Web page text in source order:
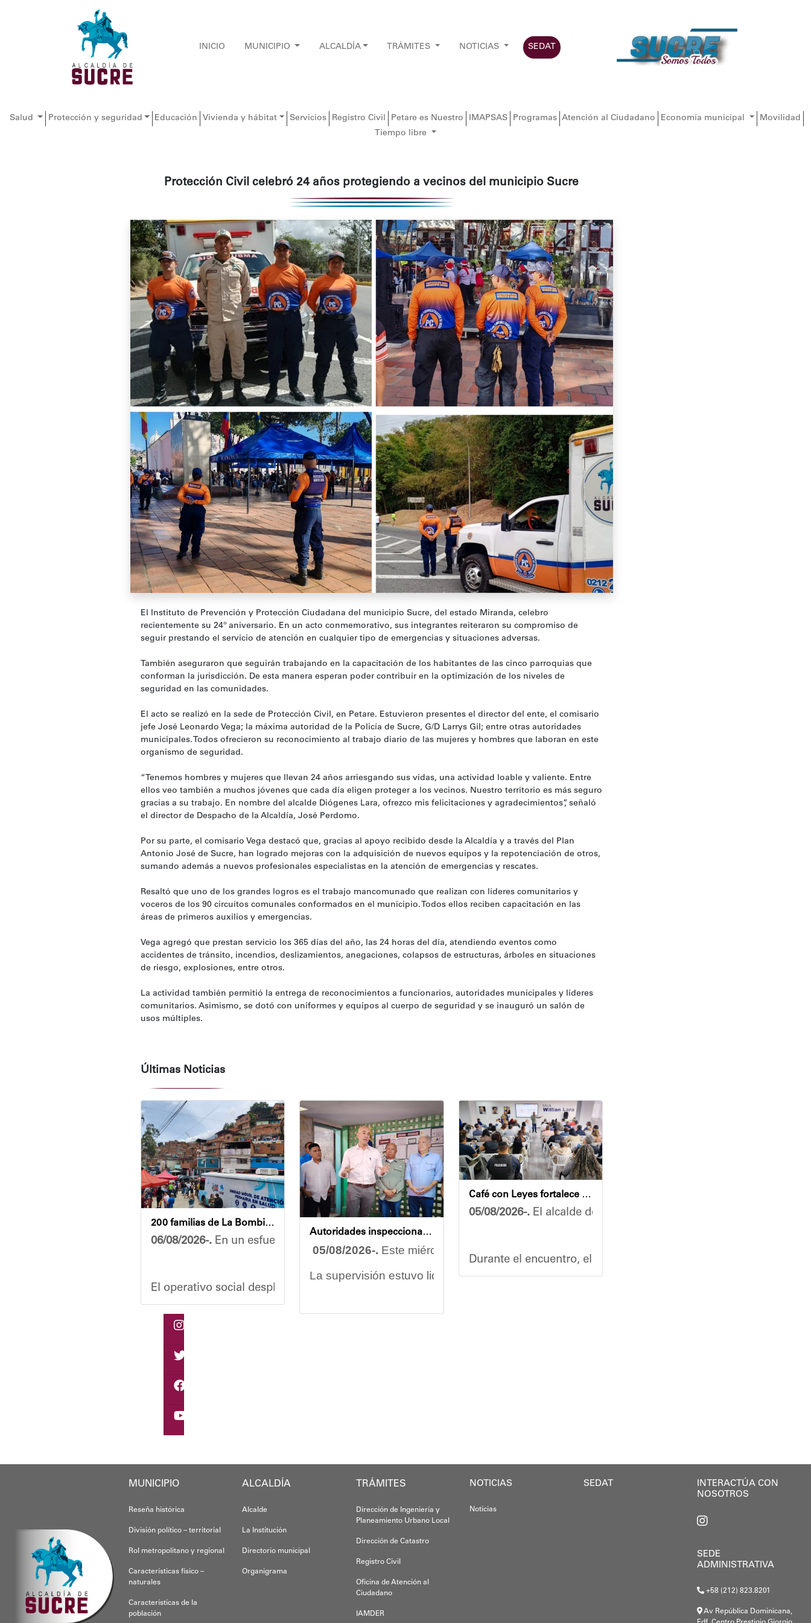
INICIO MUNICIPIO ALCALDÍA TRÁMITES NOTICIAS SEDAT
Salud Protección y seguridad Educación Vivienda y hábitat Servicios Registro Civil Petare es Nuestro IMAPSAS Programas Atención al Ciudadano Economía municipal
Movilidad
Tiempo libre
Protección Civil celebró 24 años protegiendo a vecinos del municipio Sucre
El Instituto de Prevención y Protección Ciudadana del municipio Sucre, del estado Miranda, celebro
recientemente su 24º aniversario. En un acto conmemorativo, sus integrantes reiteraron su compromiso de
seguir prestando el servicio de atención en cualquier tipo de emergencias y situaciones adversas.
También aseguraron que seguirán trabajando en la capacitación de los habitantes de las cinco parroquias que
conforman la jurisdicción. De esta manera esperan poder contribuir en la optimización de los niveles de
seguridad en las comunidades.
El acto se realizó en la sede de Protección Civil, en Petare. Estuvieron presentes el director del ente, el comisario
jefe José Leonardo Vega; la máxima autoridad de la Policía de Sucre, G/D Larrys Gil; entre otras autoridades
municipales. Todos ofrecieron su reconocimiento al trabajo diario de las mujeres y hombres que laboran en este
organismo de seguridad.
“Tenemos hombres y mujeres que llevan 24 años arriesgando sus vidas, una actividad loable y valiente. Entre
ellos veo también a muchos jóvenes que cada día eligen proteger a los vecinos. Nuestro territorio es más seguro
gracias a su trabajo. En nombre del alcalde Diógenes Lara, ofrezco mis felicitaciones y agradecimientos”, señaló
el director de Despacho de la Alcaldía, José Perdomo.
Por su parte, el comisario Vega destacó que, gracias al apoyo recibido desde la Alcaldía y a través del Plan
Antonio José de Sucre, han logrado mejoras con la adquisición de nuevos equipos y la repotenciación de otros,
sumando además a nuevos profesionales especialistas en la atención de emergencias y rescates.
Resaltó que uno de los grandes logros es el trabajo mancomunado que realizan con líderes comunitarios y
voceros de los 90 circuitos comunales conformados en el municipio. Todos ellos reciben capacitación en las
áreas de primeros auxilios y emergencias.
Vega agregó que prestan servicio los 365 días del año, las 24 horas del día, atendiendo eventos como
accidentes de tránsito, incendios, deslizamientos, anegaciones, colapsos de estructuras, árboles en situaciones
de riesgo, explosiones, entre otros.
La actividad también permitió la entrega de reconocimientos a funcionarios, autoridades municipales y líderes
comunitarios. Asimismo, se dotó con uniformes y equipos al cuerpo de seguridad y se inauguró un salón de
usos múltiples.
Últimas Noticias
200 familias de La Bombilla atendidas en jornada integral
06/08/2026-. En un esfuerzo conjunto por garantizar el bienestar de las comunidades, la Alcaldía del Municipio Sucre y el
El operativo social desplegó un equipo multidisciplinario que ofreció atención médica primaria y servicios de cuidado
Eudicis Viva, habitante de la comunidad y beneficiaria del operativo, destacó la efectividad y relevancia de la actividad: “La
Autoridades inspeccionan obras de rehabilitación en la U.E.N. José Antonio Calcaño en Caucagüita
05/08/2026-. Este miércoles se llevó a cabo un recorrido de inspección en las instalaciones
La supervisión estuvo liderada por el ministro del Poder Popular para la Educación, Héctor
Las obras en ejecución contemplan
Café con Leyes fortalece el análisis jurídico y constitucional en el municipio Sucre
05/08/2026-.El alcalde del municipio Sucre, Diógenes Lara,
Durante el encuentro, el mandatario municipal se reunió con un
MUNICIPIO
Reseña histórica
División político – territorial
Rol metropolitano y regional
Características físico –
naturales
Características de la
población
ALCALDÍA
Alcalde
La Institución
Directorio municipal
Organigrama
TRÁMITES
Dirección de Ingeniería y
Planeamiento Urbano Local
Dirección de Catastro
Registro Civil
Oficina de Atención al
Ciudadano
IAMDER
NOTICIAS
Noticias
SEDAT
INTERACTÚA CON
NOSOTROS
SEDE
ADMINISTRATIVA
+58 (212) 823.8201
Av República Dominicana,